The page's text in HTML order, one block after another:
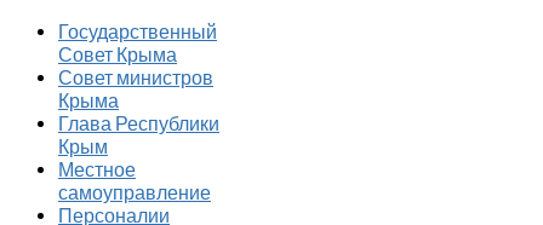
Государственный
Совет Крыма
Совет министров
Крыма
Глава Республики
Крым
Местное
самоуправление
Персоналии